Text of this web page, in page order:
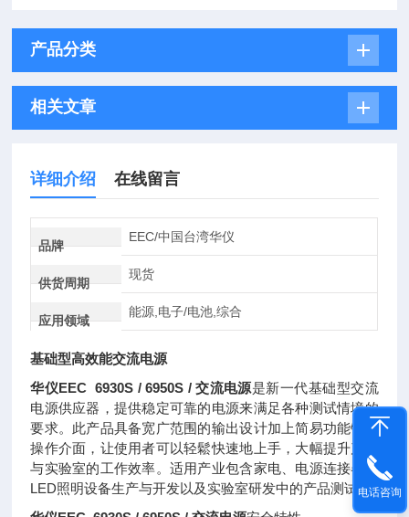
产品分类
相关文章
详细介绍 在线留言
品牌
EEC/中国台湾华仪
供货周期
现货
应用领域
能源,电子/电池,综合
基础型高效能交流电源
华仪EEC 6930S / 6950S / 交流电源是新一代基础型交流
电源供应器，提供稳定可靠的电源来满足各种测试情境的
要求。此产品具备宽广范围的输出设计加上简易功能键的
操作介面，让使用者可以轻鬆快速地上手，大幅提升产线
与实验室的工作效率。适用产业包含家电、电源连接器、
LED照明设备生产与开发以及实验室研发中的产品测试。电话咨询